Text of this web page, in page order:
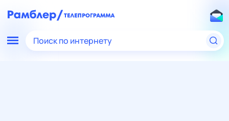
Поиск по интернету